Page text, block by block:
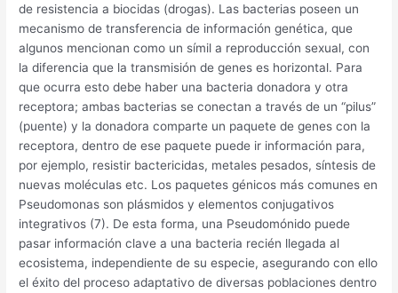
de resistencia a biocidas (drogas). Las bacterias poseen un
mecanismo de transferencia de información genética, que
algunos mencionan como un símil a reproducción sexual, con
la diferencia que la transmisión de genes es horizontal. Para
que ocurra esto debe haber una bacteria donadora y otra
receptora; ambas bacterias se conectan a través de un “pilus”
(puente) y la donadora comparte un paquete de genes con la
receptora, dentro de ese paquete puede ir información para,
por ejemplo, resistir bactericidas, metales pesados, síntesis de
nuevas moléculas etc. Los paquetes génicos más comunes en
Pseudomonas son plásmidos y elementos conjugativos
integrativos (7). De esta forma, una Pseudomónido puede
pasar información clave a una bacteria recién llegada al
ecosistema, independiente de su especie, asegurando con ello
el éxito del proceso adaptativo de diversas poblaciones dentro